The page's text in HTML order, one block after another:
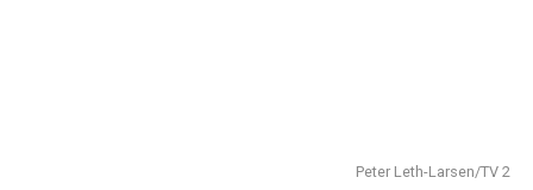
Peter Leth-Larsen/TV 2